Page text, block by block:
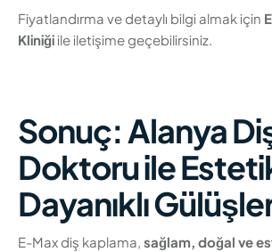
Fiyatlandırma ve detaylı bilgi almak için
Kliniğiile iletişime geçebilirsiniz.
Sonuç: Alanya
Doktoru ile
Dayanıklı
E-Max diş kaplama, sağlam, doğal ve